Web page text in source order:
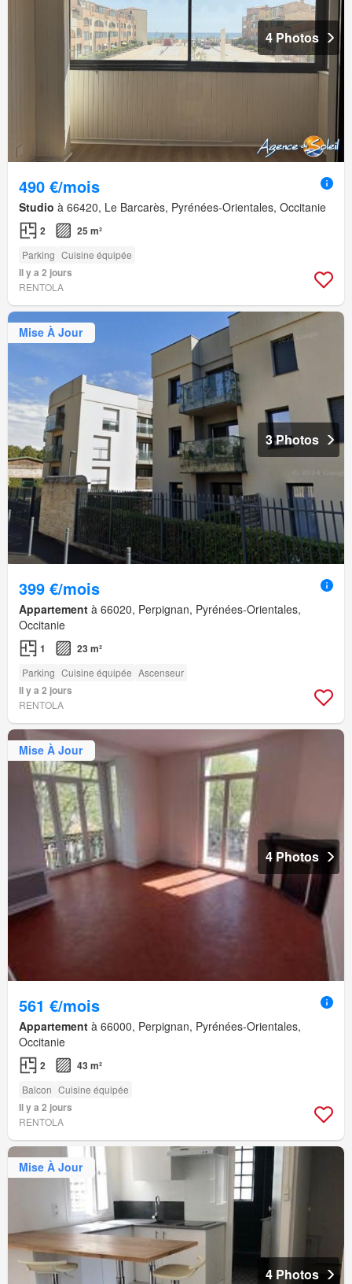
4 Photos
490 €/mois
Studio à 66420, Le Barcarès, Pyrénées-Orientales, Occitanie
2 25 m²
Parking Cuisine équipée
Il y a 2 jours
RENTOLA
Mise À Jour
3 Photos
399 €/mois
Appartement à 66020, Perpignan, Pyrénées-Orientales,
Occitanie
1 23 m²
Parking Cuisine équipée Ascenseur
Il y a 2 jours
RENTOLA
Mise À Jour
4 Photos
561 €/mois
Appartement à 66000, Perpignan, Pyrénées-Orientales,
Occitanie
2 43 m²
Balcon Cuisine équipée
Il y a 2 jours
RENTOLA
Mise À Jour
4 Photos